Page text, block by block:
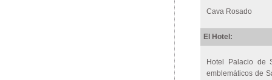
Cava Rosado
El Hotel:
Hotel Palacio de
emblemáticos de